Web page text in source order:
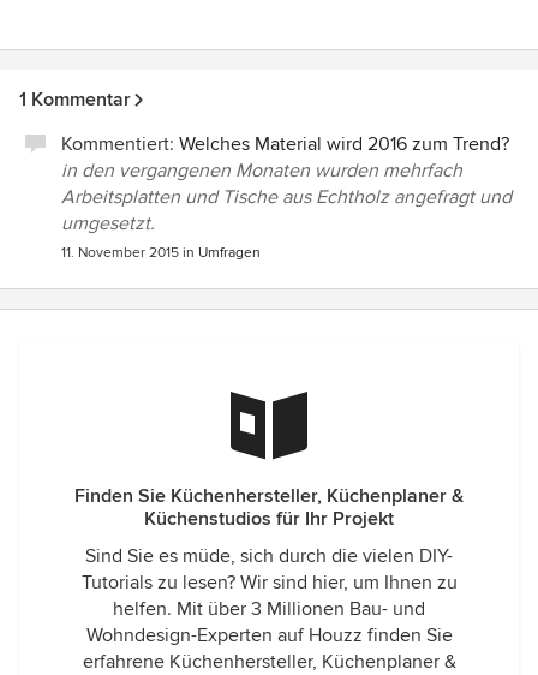
1 Kommentar
Kommentiert: Welches Material wird 2016 zum Trend?
in den vergangenen Monaten wurden mehrfach
Arbeitsplatten und Tische aus Echtholz angefragt und
umgesetzt.
11. November 2015 in Umfragen
Finden Sie Küchenhersteller, Küchenplaner &
Küchenstudios für Ihr Projekt
Sind Sie es müde, sich durch die vielen DIY-
Tutorials zu lesen? Wir sind hier, um Ihnen zu
helfen. Mit über 3 Millionen Bau- und
Wohndesign-Experten auf Houzz finden Sie
erfahrene Küchenhersteller, Küchenplaner &